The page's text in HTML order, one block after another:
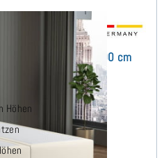
Matratze 160x200 cm
Höhen